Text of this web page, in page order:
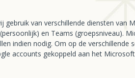
van verschillende diensten van
en Teams (groepsniveau).
indien nodig. Om op de verschillende
accounts gekoppeld aan het